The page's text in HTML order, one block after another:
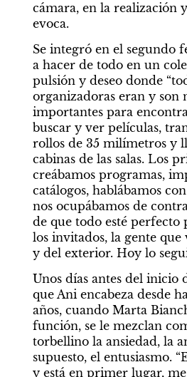
cámara, en la realización
evoca.
Se integró en el segundo
a hacer de todo en un
pulsión y deseo donde
organizadoras eran y son
importantes para
buscar y ver películas,
rollos de 35 milímetros y
cabinas de las salas. Los
creábamos programas,
catálogos, hablábamos
nos ocupábamos de
de que todo esté perfecto
los invitados, la gente
y del exterior. Hoy lo
Unos días antes del inicio
que Ani encabeza desde
años, cuando Marta
función, se le mezclan
torbellino la ansiedad, la
supuesto, el entusiasmo.
y está en primer lugar,